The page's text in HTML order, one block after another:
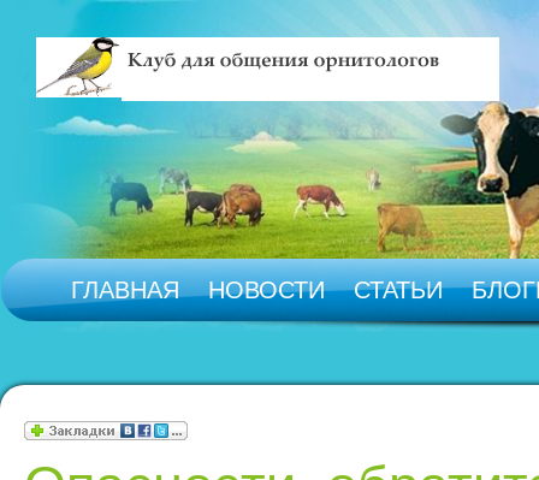
ГЛАВНАЯ НОВОСТИ СТАТЬИ